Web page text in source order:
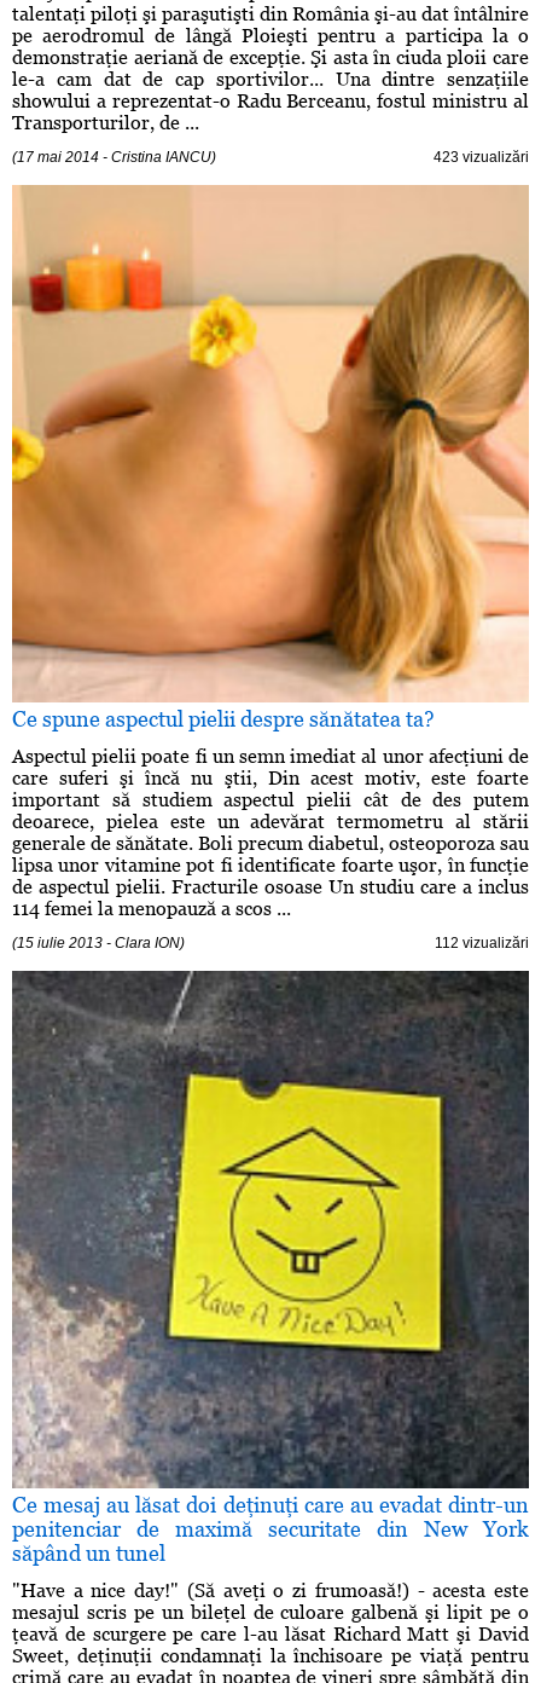
talentaţi piloţi şi paraşutişti din România şi-au dat întâlnire
pe aerodromul de lângă Ploieşti pentru a participa la o
demonstraţie aeriană de excepţie. Şi asta în ciuda ploii care
le-a cam dat de cap sportivilor... Una dintre senzaţiile
showului a reprezentat-o Radu Berceanu, fostul ministru al
Transporturilor, de ...
(17 mai 2014 - Cristina IANCU) 423 vizualizări
Ce spune aspectul pielii despre sănătatea ta?
Aspectul pielii poate fi un semn imediat al unor afecţiuni de
care suferi şi încă nu ştii, Din acest motiv, este foarte
important să studiem aspectul pielii cât de des putem
deoarece, pielea este un adevărat termometru al stării
generale de sănătate. Boli precum diabetul, osteoporoza sau
lipsa unor vitamine pot fi identificate foarte uşor, în funcţie
de aspectul pielii. Fracturile osoase Un studiu care a inclus
114 femei la menopauză a scos ...
(15 iulie 2013 - Clara ION) 112 vizualizări
Ce mesaj au lăsat doi deţinuţi care au evadat dintr-un
penitenciar de maximă securitate din New York
săpând un tunel
"Have a nice day!" (Să aveţi o zi frumoasă!) - acesta este
mesajul scris pe un bileţel de culoare galbenă şi lipit pe o
ţeavă de scurgere pe care l-au lăsat Richard Matt şi David
Sweet, deţinuţii condamnaţi la închisoare pe viaţă pentru
crimă care au evadat în noaptea de vineri spre sâmbătă din